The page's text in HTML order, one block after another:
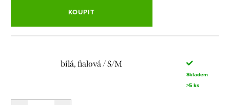
KOUPIT
bílá, fialová / S/M
Skladem
>5 ks